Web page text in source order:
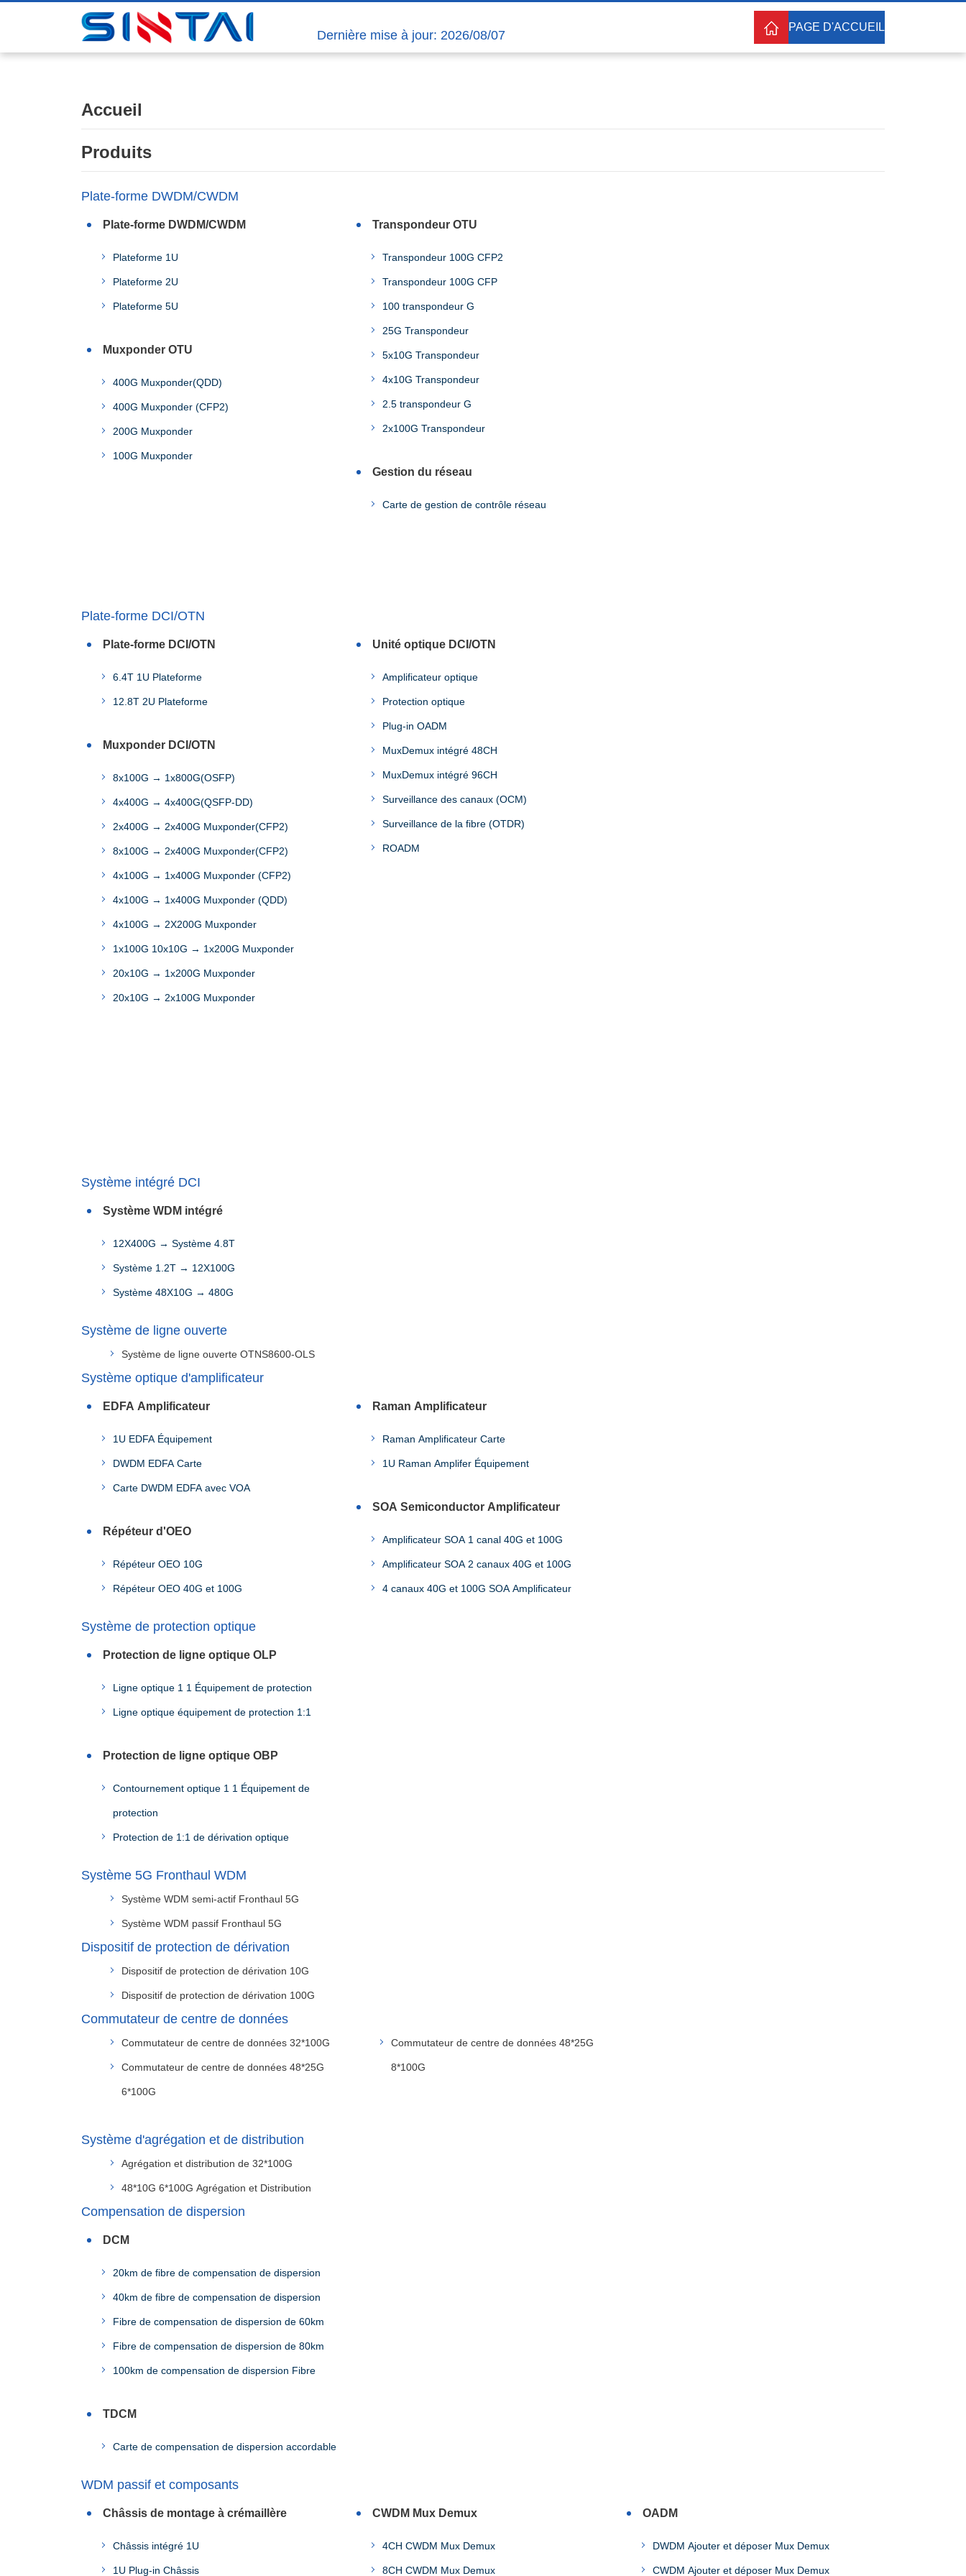
Dernière mise à jour: 2026/08/07
PAGE D'ACCUEIL
Accueil
Produits
Plate-forme DWDM/CWDM
Plate-forme DWDM/CWDM
Plateforme 1U
Plateforme 2U
Plateforme 5U
Muxponder OTU
400G Muxponder(QDD)
400G Muxponder (CFP2)
200G Muxponder
100G Muxponder
Transpondeur OTU
Transpondeur 100G CFP2
Transpondeur 100G CFP
100 transpondeur G
25G Transpondeur
5x10G Transpondeur
4x10G Transpondeur
2.5 transpondeur G
2x100G Transpondeur
Gestion du réseau
Carte de gestion de contrôle réseau
Plate-forme DCI/OTN
Plate-forme DCI/OTN
6.4T 1U Plateforme
12.8T 2U Plateforme
Muxponder DCI/OTN
8x100G → 1x800G(OSFP)
4x400G → 4x400G(QSFP-DD)
2x400G → 2x400G Muxponder(CFP2)
8x100G → 2x400G Muxponder(CFP2)
4x100G → 1x400G Muxponder (CFP2)
4x100G → 1x400G Muxponder (QDD)
4x100G → 2X200G Muxponder
1x100G 10x10G → 1x200G Muxponder
20x10G → 1x200G Muxponder
20x10G → 2x100G Muxponder
Unité optique DCI/OTN
Amplificateur optique
Protection optique
Plug-in OADM
MuxDemux intégré 48CH
MuxDemux intégré 96CH
Surveillance des canaux (OCM)
Surveillance de la fibre (OTDR)
ROADM
Système intégré DCI
Système WDM intégré
12X400G → Système 4.8T
Système 1.2T → 12X100G
Système 48X10G → 480G
Système de ligne ouverte
Système de ligne ouverte OTNS8600-OLS
Système optique d'amplificateur
EDFA Amplificateur
1U EDFA Équipement
DWDM EDFA Carte
Carte DWDM EDFA avec VOA
Répéteur d'OEO
Répéteur OEO 10G
Répéteur OEO 40G et 100G
Raman Amplificateur
Raman Amplificateur Carte
1U Raman Amplifer Équipement
SOA Semiconductor Amplificateur
Amplificateur SOA 1 canal 40G et 100G
Amplificateur SOA 2 canaux 40G et 100G
4 canaux 40G et 100G SOA Amplificateur
Système de protection optique
Protection de ligne optique OLP
Ligne optique 1 1 Équipement de protection
Ligne optique équipement de protection 1:1
Protection de ligne optique OBP
Contournement optique 1 1 Équipement de
protection
Protection de 1:1 de dérivation optique
Système 5G Fronthaul WDM
Système WDM semi-actif Fronthaul 5G
Système WDM passif Fronthaul 5G
Dispositif de protection de dérivation
Dispositif de protection de dérivation 10G
Dispositif de protection de dérivation 100G
Commutateur de centre de données
Commutateur de centre de données 32*100G
Commutateur de centre de données 48*25G
6*100G
Commutateur de centre de données 48*25G
8*100G
Système d'agrégation et de distribution
Agrégation et distribution de 32*100G
48*10G 6*100G Agrégation et Distribution
Compensation de dispersion
DCM
20km de fibre de compensation de dispersion
40km de fibre de compensation de dispersion
Fibre de compensation de dispersion de 60km
Fibre de compensation de dispersion de 80km
100km de compensation de dispersion Fibre
TDCM
Carte de compensation de dispersion accordable
WDM passif et composants
Châssis de montage à crémaillère
Châssis intégré 1U
1U Plug-in Châssis
CWDM Mux Demux
4CH CWDM Mux Demux
8CH CWDM Mux Demux
OADM
DWDM Ajouter et déposer Mux Demux
CWDM Ajouter et déposer Mux Demux